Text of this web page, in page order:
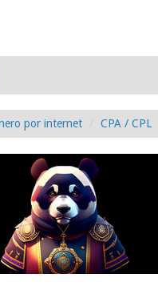
por internet CPA / CPL